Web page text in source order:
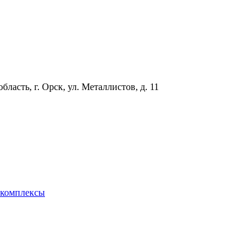
г. Орск, ул. Металлистов, д. 11